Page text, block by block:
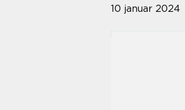
10 januar 2024